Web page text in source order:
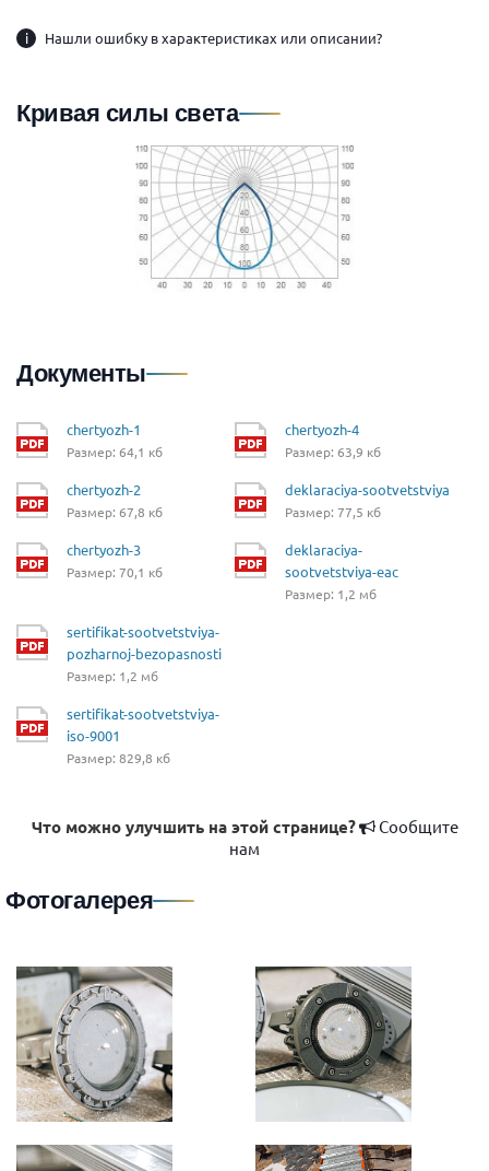
i Нашли ошибку в характеристиках или описании?
Кривая силы света
Документы
chertyozh-1
Размер: 64,1 кб
chertyozh-2
Размер: 67,8 кб
chertyozh-3
Размер: 70,1 кб
chertyozh-4
Размер: 63,9 кб
deklaraciya-sootvetstviya
Размер: 77,5 кб
deklaraciya-
sootvetstviya-eac
Размер: 1,2 мб
sertifikat-sootvetstviya-
pozharnoj-bezopasnosti
Размер: 1,2 мб
sertifikat-sootvetstviya-
iso-9001
Размер: 829,8 кб
Что можно улучшить на этой странице?
Сообщите
нам
Фотогалерея